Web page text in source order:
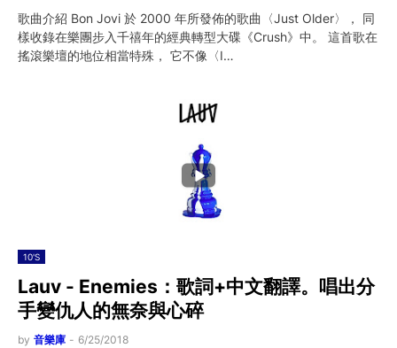
歌曲介紹 Bon Jovi 於 2000 年所發佈的歌曲〈Just Older〉， 同
樣收錄在樂團步入千禧年的經典轉型大碟《Crush》中。 這首歌在
搖滾樂壇的地位相當特殊， 它不像〈I…
10'S
Lauv - Enemies：歌詞+中文翻譯。唱出分
手變仇人的無奈與心碎
by 音樂庫 - 6/25/2018